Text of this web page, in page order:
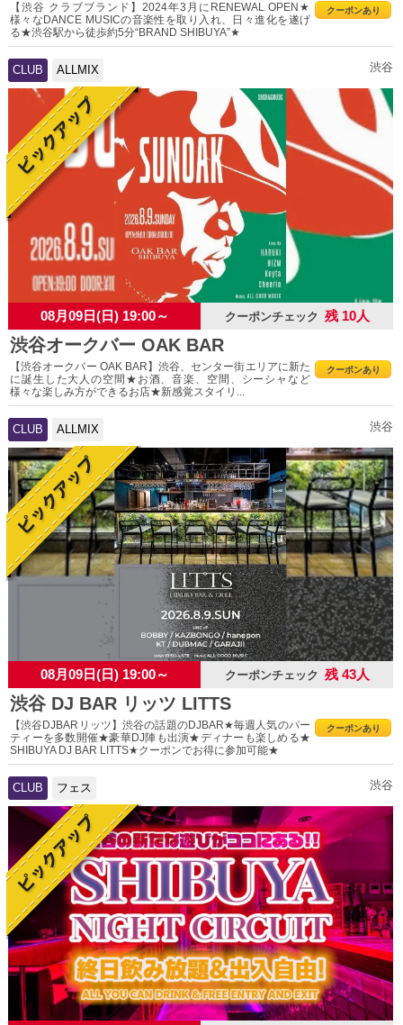
クーポンあり
【渋谷 クラブブランド】2024年3月にRENEWAL OPEN★
様々なDANCE MUSICの音楽性を取り入れ、日々進化を遂げ
る★渋谷駅から徒歩約5分“BRAND SHIBUYA”★
CLUB ALLMIX 渋谷
08月09日(日) 19:00～ クーポンチェック 残 10人
渋谷オークバー OAK BAR
クーポンあり
【渋谷オークバー OAK BAR】渋谷、センター街エリアに新た
に誕生した大人の空間★お酒、音楽、空間、シーシャなど
様々な楽しみ方ができるお店★新感覚スタイリ...
CLUB ALLMIX 渋谷
08月09日(日) 19:00～ クーポンチェック 残 43人
渋谷 DJ BAR リッツ LITTS
クーポンあり
【渋谷DJBARリッツ】渋谷の話題のDJBAR★毎週人気のパー
ティーを多数開催★豪華DJ陣も出演★ディナーも楽しめる★
SHIBUYA DJ BAR LITTS★クーポンでお得に参加可能★
CLUB フェス 渋谷